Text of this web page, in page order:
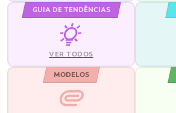
GUIA DE TENDÊNCIAS
VER TODOS
MODELOS